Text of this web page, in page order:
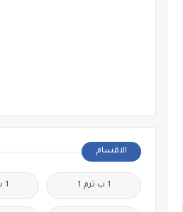
الاقسام
1 ب ترم 1 1 ب ترم 2